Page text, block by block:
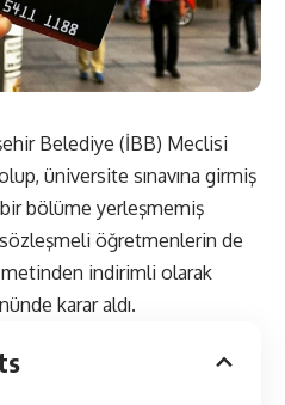
Belediye (İBB) Meclisi
üniversite sınavına girmiş
bölüme yerleşmemiş
öğretmenlerin de
indirimli olarak
karar aldı.